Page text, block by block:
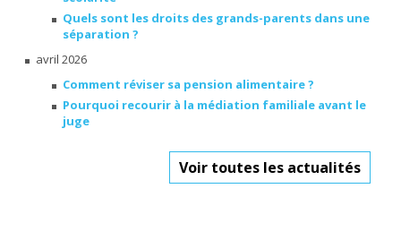
Quels sont les droits des grands-parents dans une
séparation ?
avril 2026
Comment réviser sa pension alimentaire ?
Pourquoi recourir à la médiation familiale avant le
juge
Voir toutes les actualités